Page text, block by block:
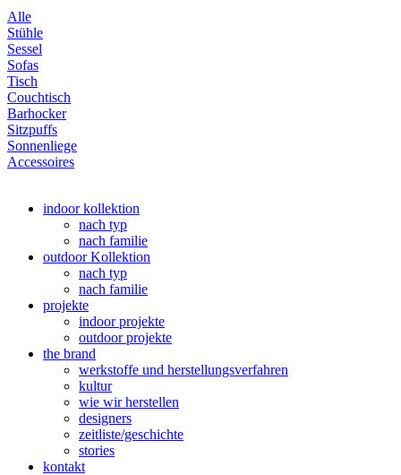
Alle
Stühle
Sessel
Sofas
Tisch
Couchtisch
Barhocker
Sitzpuffs
Sonnenliege
Accessoires
indoor kollektion
nach typ
nach familie
outdoor Kollektion
nach typ
nach familie
projekte
indoor projekte
outdoor projekte
the brand
werkstoffe und herstellungsverfahren
kultur
wie wir herstellen
designers
zeitliste/geschichte
stories
kontakt